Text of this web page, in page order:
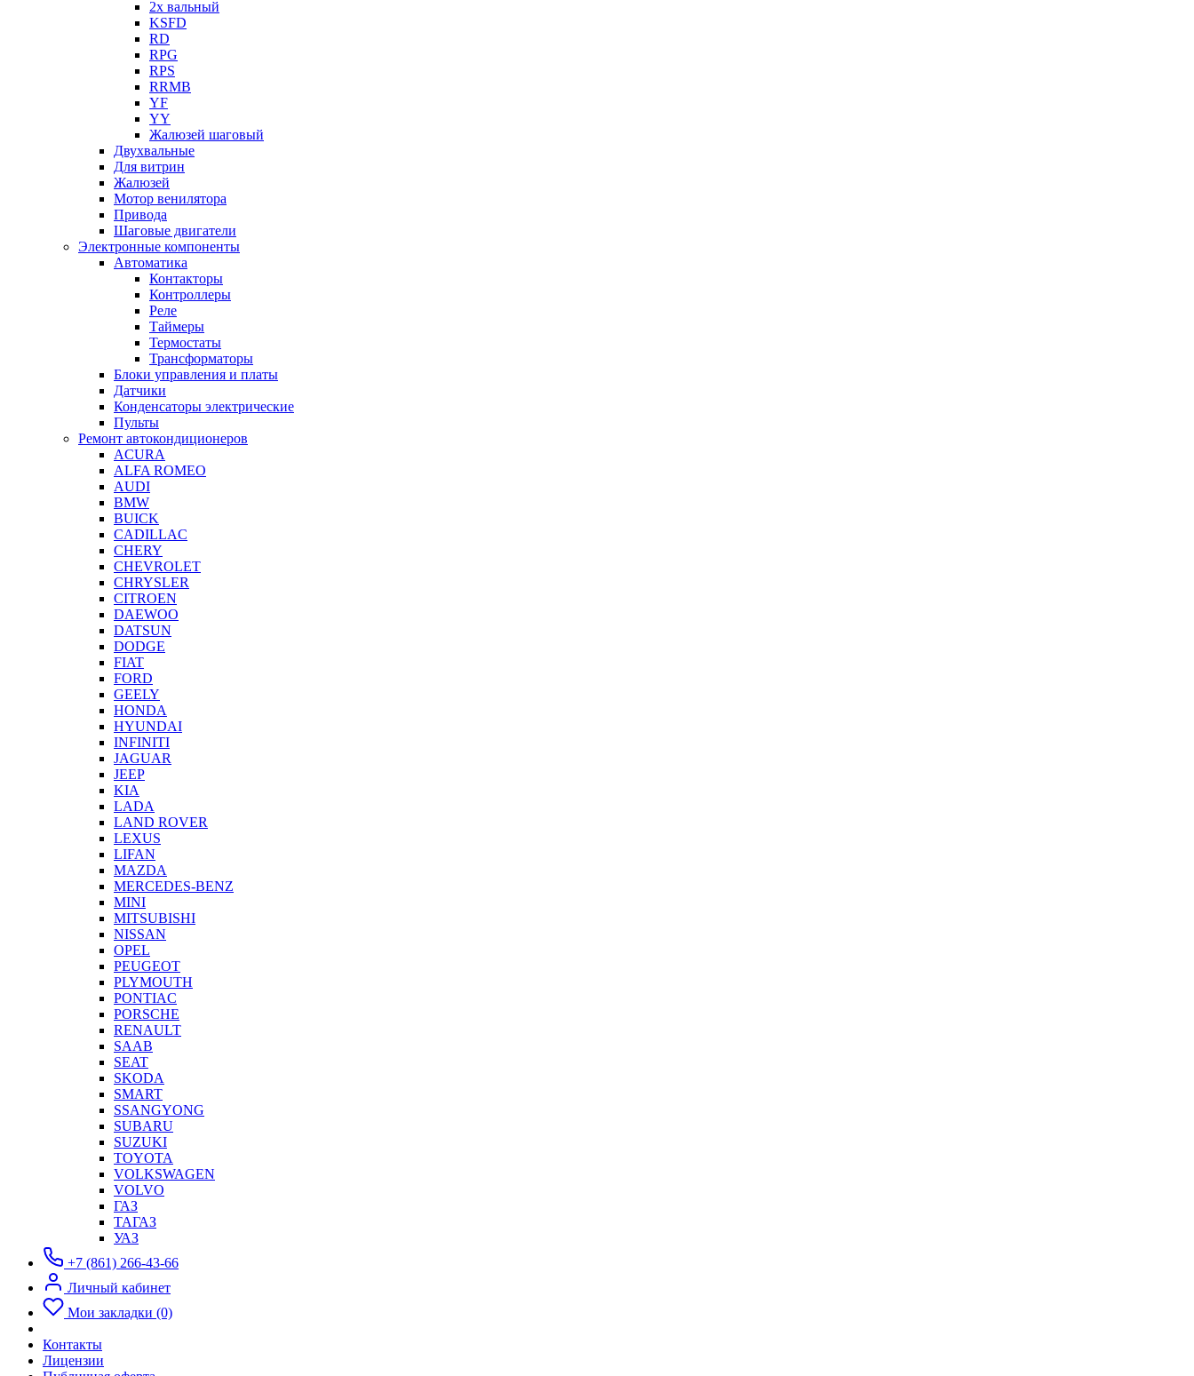
2х вальный
KSFD
RD
RPG
RPS
RRMB
YF
YY
Жалюзей шаговый
Двухвальные
Для витрин
Жалюзей
Мотор венилятора
Привода
Шаговые двигатели
Электронные компоненты
Автоматика
Контакторы
Контроллеры
Реле
Таймеры
Термостаты
Трансформаторы
Блоки управления и платы
Датчики
Конденсаторы электрические
Пульты
Ремонт автокондиционеров
ACURA
ALFA ROMEO
AUDI
BMW
BUICK
CADILLAC
CHERY
CHEVROLET
CHRYSLER
CITROEN
DAEWOO
DATSUN
DODGE
FIAT
FORD
GEELY
HONDA
HYUNDAI
INFINITI
JAGUAR
JEEP
KIA
LADA
LAND ROVER
LEXUS
LIFAN
MAZDA
MERCEDES-BENZ
MINI
MITSUBISHI
NISSAN
OPEL
PEUGEOT
PLYMOUTH
PONTIAC
PORSCHE
RENAULT
SAAB
SEAT
SKODA
SMART
SSANGYONG
SUBARU
SUZUKI
TOYOTA
VOLKSWAGEN
VOLVO
ГАЗ
ТАГАЗ
УАЗ
+7 (861) 266-43-66
Личный кабинет
Мои закладки (0)
Контакты
Лицензии